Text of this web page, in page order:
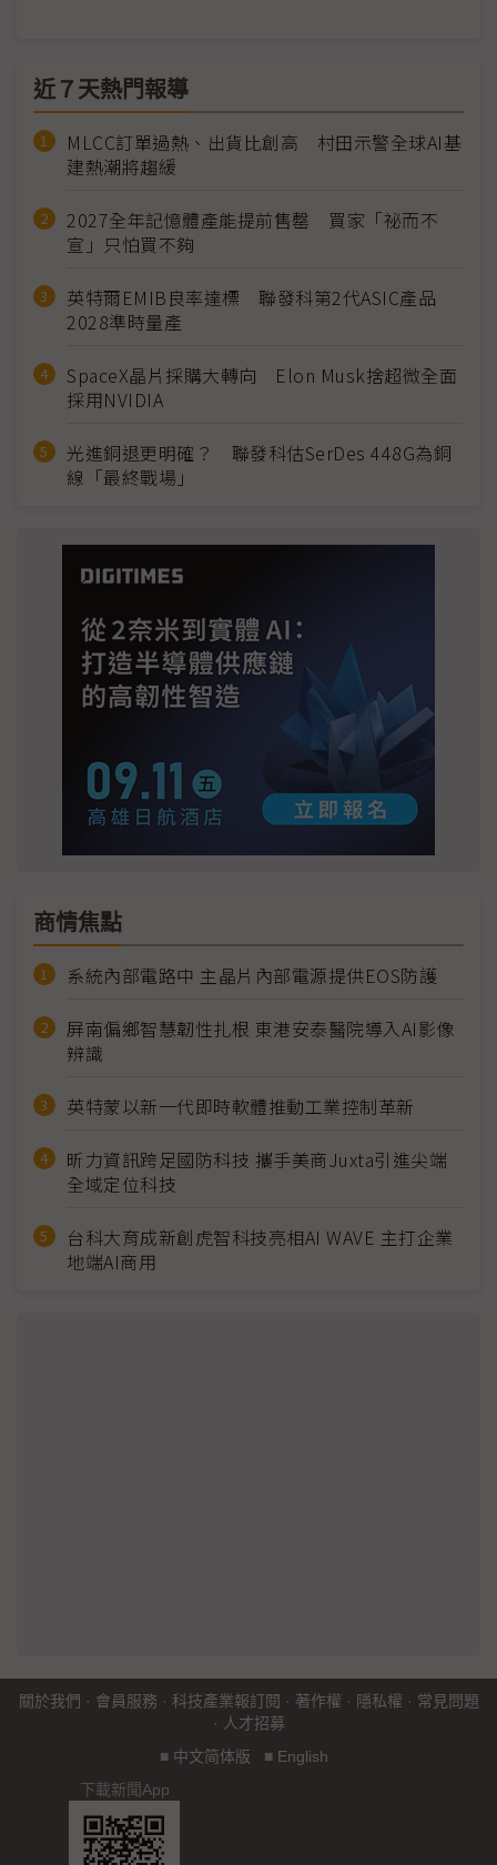
近７天熱門報導
MLCC訂單過熱、出貨比創高 村田示警全球AI基
建熱潮將趨緩
2027全年記憶體產能提前售罄 買家「祕而不
宣」只怕買不夠
英特爾EMIB良率達標 聯發科第2代ASIC產品
2028準時量產
SpaceX晶片採購大轉向 Elon Musk捨超微全面
採用NVIDIA
光進銅退更明確？ 聯發科估SerDes 448G為銅
線「最終戰場」
商情焦點
系統內部電路中 主晶片內部電源提供EOS防護
屏南偏鄉智慧韌性扎根 東港安泰醫院導入AI影像
辨識
英特蒙以新一代即時軟體推動工業控制革新
昕力資訊跨足國防科技 攜手美商Juxta引進尖端
全域定位科技
台科大育成新創虎智科技亮相AI WAVE 主打企業
地端AI商用
關於我們 · 會員服務 · 科技產業報訂閱 · 著作權 · 隱私權 · 常見問題
· 人才招募
■ 中文简体版 ■ English
下載新聞App